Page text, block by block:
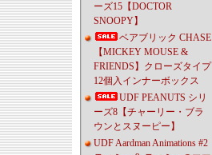
ーズ15【DOCTOR
SNOOPY】
ベアブリック CHASE
【MICKEY MOUSE &
FRIENDS】クローズタイプ
12個入インナーボックス
UDF PEANUTS シリ
ーズ8【チャーリー・ブラ
ウンとスヌーピー】
UDF Aardman Animations #2